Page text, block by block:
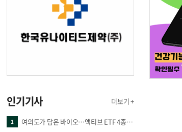
인기기사 더보기 +
1 여의도가 담은 바이오…액티브 ETF 4종의 선택은